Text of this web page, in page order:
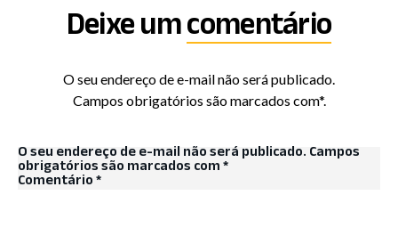
Deixe umcomentário
O seu endereço de e-mail não será publicado.
Campos obrigatórios são marcados com*.
O seu endereço de e-mail não será publicado.Campos
obrigatórios são marcados com*
Comentário*